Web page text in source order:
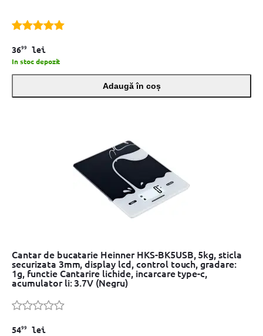
3699 lei
In stoc depozit
Adaugă în coș
Cantar de bucatarie Heinner HKS-BK5USB, 5kg, sticla
securizata 3mm, display lcd, control touch, gradare:
1g, functie Cantarire lichide, incarcare type-c,
acumulator li: 3.7V (Negru)
5499 lei